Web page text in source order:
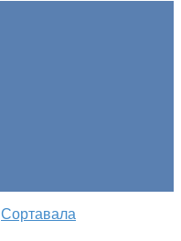
Сортавала